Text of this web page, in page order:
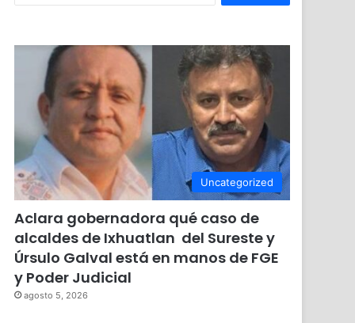
Uncategorized
Aclara gobernadora qué caso de
alcaldes de Ixhuatlan del Sureste y
Úrsulo Galval está en manos de FGE
y Poder Judicial
agosto 5, 2026